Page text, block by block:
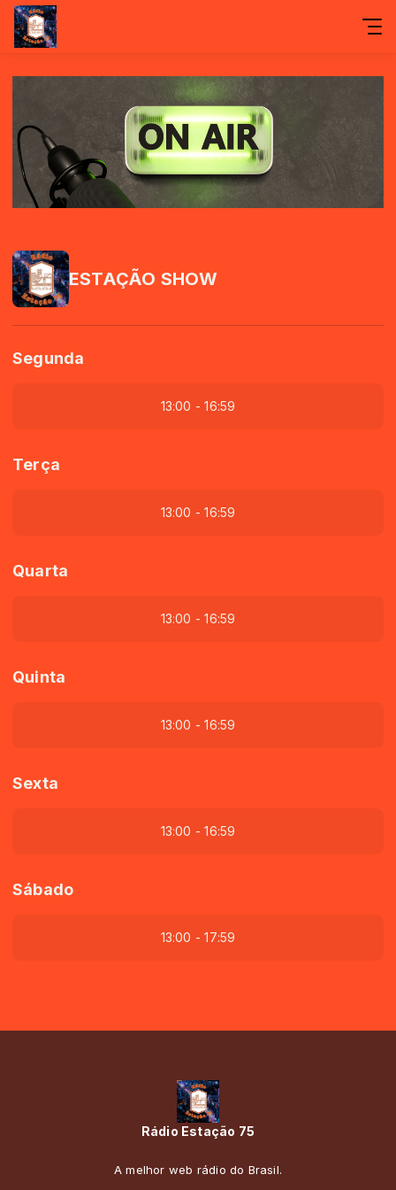
ESTAÇÃO SHOW
Segunda
13:00 - 16:59
Terça
13:00 - 16:59
Quarta
13:00 - 16:59
Quinta
13:00 - 16:59
Sexta
13:00 - 16:59
Sábado
13:00 - 17:59
Rádio Estação 75
A melhor web rádio do Brasil.